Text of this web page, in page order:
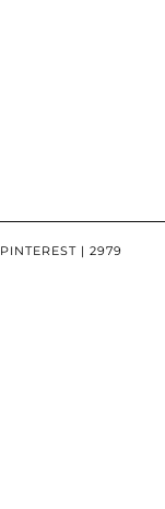
PINTEREST| 2979